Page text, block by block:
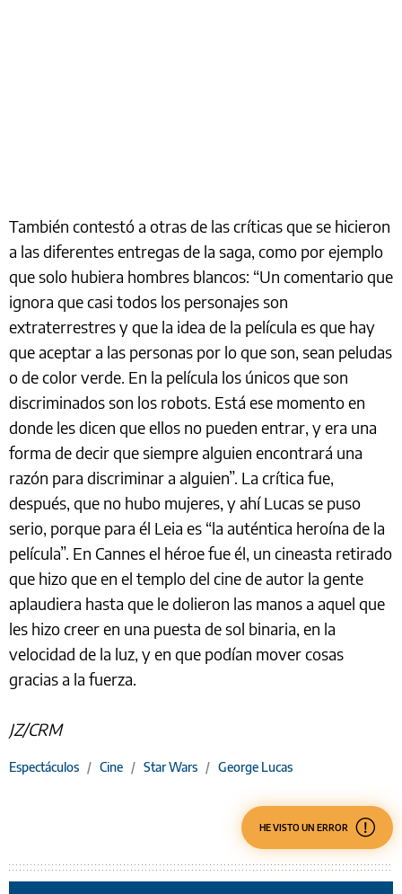
También contestó a otras de las críticas que se hicieron
a las diferentes entregas de la saga, como por ejemplo
que solo hubiera hombres blancos: “Un comentario que
ignora que casi todos los personajes son
extraterrestres y que la idea de la película es que hay
que aceptar a las personas por lo que son, sean peludas
o de color verde. En la película los únicos que son
discriminados son los robots. Está ese momento en
donde les dicen que ellos no pueden entrar, y era una
forma de decir que siempre alguien encontrará una
razón para discriminar a alguien”. La crítica fue,
después, que no hubo mujeres, y ahí Lucas se puso
serio, porque para él Leia es “la auténtica heroína de la
película”. En Cannes el héroe fue él, un cineasta retirado
que hizo que en el templo del cine de autor la gente
aplaudiera hasta que le dolieron las manos a aquel que
les hizo creer en una puesta de sol binaria, en la
velocidad de la luz, y en que podían mover cosas
gracias a la fuerza.
JZ/CRM
Espectáculos / Cine / Star Wars / George Lucas
HE VISTO UN ERROR